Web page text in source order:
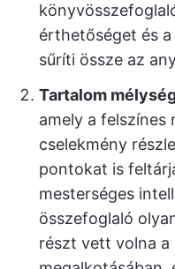
érthetőséget és
sűríti össze az
Tartalom
amely a felszínes
cselekmény
pontokat is
mesterséges
összefoglaló
részt vett volna